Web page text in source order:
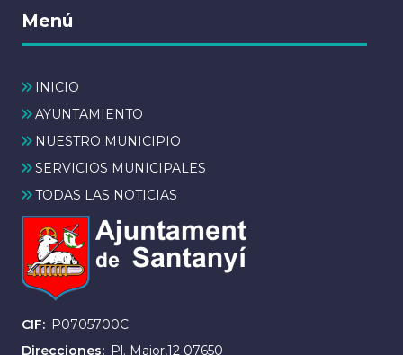
Menú
INICIO
AYUNTAMIENTO
NUESTRO MUNICIPIO
SERVICIOS MUNICIPALES
TODAS LAS NOTICIAS
CIF
P0705700C
Direcciones
Pl. Major,12 07650